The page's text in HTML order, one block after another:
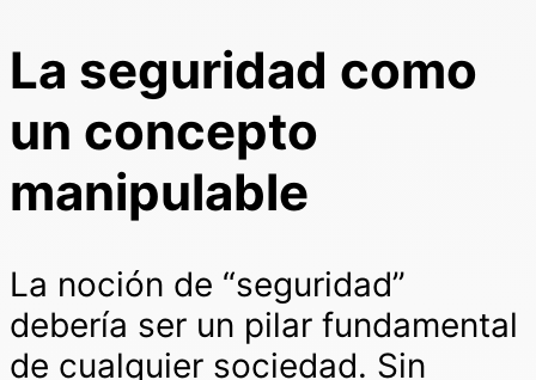
La seguridad como
un concepto
manipulable
La noción de “seguridad”
debería ser un pilar fundamental
de cualquier sociedad. Sin